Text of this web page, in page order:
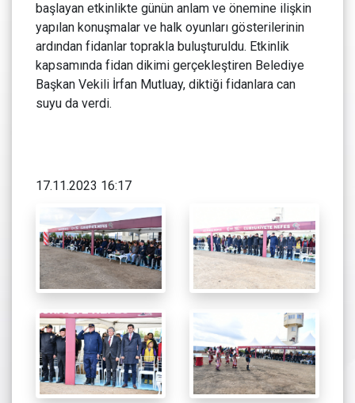
başlayan etkinlikte günün anlam ve önemine ilişkin
yapılan konuşmalar ve halk oyunları gösterilerinin
ardından fidanlar toprakla buluşturuldu. Etkinlik
kapsamında fidan dikimi gerçekleştiren Belediye
Başkan Vekili İrfan Mutluay, diktiği fidanlara can
suyu da verdi.
17.11.2023 16:17